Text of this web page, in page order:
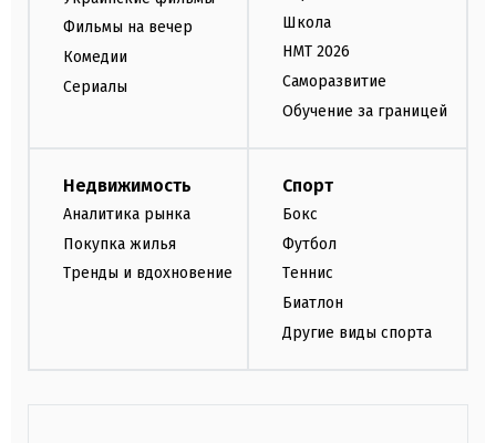
Фильмы на вечер
Комедии
Сериалы
Школа
НМТ 2026
Саморазвитие
Обучение за границей
Недвижимость
Аналитика рынка
Покупка жилья
Тренды и вдохновение
Спорт
Бокс
Футбол
Теннис
Биатлон
Другие виды спорта